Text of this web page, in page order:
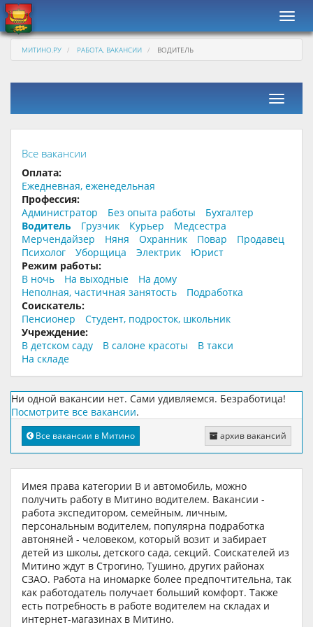
МИТИНО.РУ РАБОТА, ВАКАНСИИ ВОДИТЕЛЬ
Фильтр
Все вакансии
Оплата:
Ежедневная, еженедельная
Профессия:
Администратор
Без опыта работы
Бухгалтер
Водитель
Грузчик Курьер
Медсестра
Мерчендайзер
Няня Охранник Повар
Продавец
Психолог
Уборщица Электрик
Юрист
Режим работы:
В ночь
На выходные
На дому
Неполная, частичная занятость
Подработка
Соискатель:
Пенсионер
Студент, подросток, школьник
Учреждение:
В детском саду
В салоне красоты
В такси
На складе
Ни одной вакансии нет. Сами удивляемся. Безработица!
Посмотрите все вакансии.
архив вакансий
Все вакансии в Митино
Имея права категории В и автомобиль, можно
получить работу в Митино водителем. Вакансии -
работа экспедитором, семейным, личным,
персональным водителем, популярна подработка
автоняней - человеком, который возит и забирает
детей из школы, детского сада, секций. Соискателей из
Митино ждут в Строгино, Тушино, других районах
СЗАО. Работа на иномарке более предпочтительна, так
как работодатель получает больший комфорт. Также
есть потребность в работе водителем на складах и
интернет-магазинах в Митино.